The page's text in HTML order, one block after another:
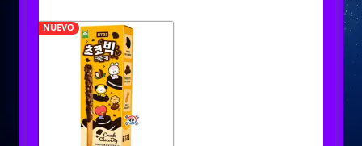
NUEVO